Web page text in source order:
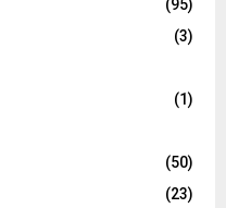
(95)
(3)
(1)
(50)
(23)